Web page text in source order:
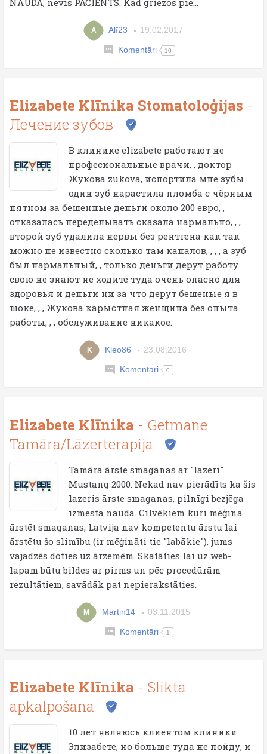
NAUDA, nevis PACIENTS. Kad griezos pie...
A Alī23 19.02.2017
Komentāri 10
Elizabete Klīnika Stomatoloģijas -
Лечение зубов
В клинике elizabete работают не
професиональные врачи, , доктор
Жукова zukova, испортила мне зубы
один зуб нарастила пломба с чёрным
пятном за бешенные деньги около 200 евро, ,
отказалась переделывать сказала нармально, , ,
второй зуб удалила нервы без рентгена как так
можно не известно сколько там каналов, , , , а зуб
был нармальный, , только деньги дерут работу
свою не знают не ходите туда очень опасно для
здоровья и деньги ни за что дерут бешеные я в
шоке, , , Жукова карыстная женщина без опыта
работы, , , обслуживание никакое.
K Kleo86 23.08.2016
Komentāri 0
Elizabete Klīnika - Getmane
Tamāra/Lāzerterapija
Tamāra ārste smaganas ar "lazeri"
Mustang 2000. Nekad nav pierādīts ka šis
lazeris ārste smaganas, pilnīgi bezjēga
izmesta nauda. Cilvēkiem kuri mēģina
ārstēt smaganas, Latvija nav kompetentu ārstu lai
ārstētu šo slimību (ir mēģināti tie "labākie"), jums
vajadzēs doties uz ārzemēm. Skatāties lai uz web-
lapam būtu bildes ar pirms un pēc procedūrām
rezultātiem, savādāk pat nepierakstāties.
M Martin14 03.11.2015
Komentāri 1
Elizabete Klīnika - Slikta
apkalpošana
10 лет являюсь клиентом клиники
Элизабете, но больше туда не пойду, и